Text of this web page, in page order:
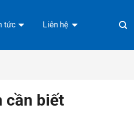
tức Liên hệ
cần biết